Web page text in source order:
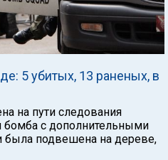
5 убитых, 13 раненых, в
на пути следования
бомба с дополнительными
подвешена на дереве,